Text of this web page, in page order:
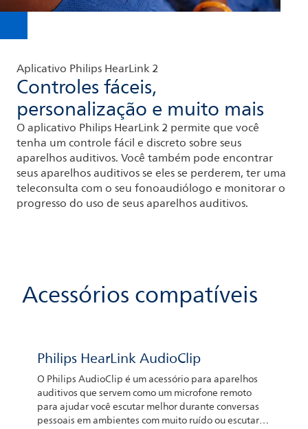
Aplicativo Philips HearLink 2
Controles fáceis,
personalização e muito mais
O aplicativo Philips HearLink 2 permite que você
tenha um controle fácil e discreto sobre seus
aparelhos auditivos. Você também pode encontrar
seus aparelhos auditivos se eles se perderem, ter uma
teleconsulta com o seu fonoaudiólogo e monitorar o
progresso do uso de seus aparelhos auditivos.
Acessórios compatíveis
Philips HearLink AudioClip
O Philips AudioClip é um acessório para aparelhos
auditivos que servem como um microfone remoto
para ajudar você escutar melhor durante conversas
pessoais em ambientes com muito ruído ou escutar